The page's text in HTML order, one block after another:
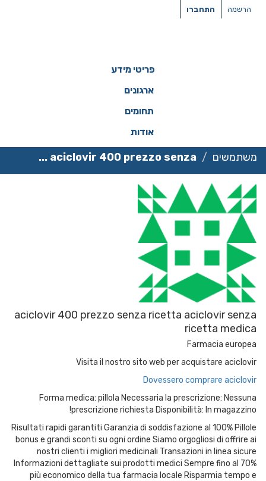
התחברו הרשמה
פריטי מידע
ארגונים
תחומים
אודות
משתמשים aciclovir 400 prezzo senza ...
aciclovir 400 prezzo senza ricetta aciclovir senza
ricetta medica
Farmacia europea
Visita il nostro sito web per acquistare aciclovir
Dovessero comprare aciclovir
Forma medica: pillola Necessaria la prescrizione: Nessuna
prescrizione richiesta Disponibilità: In magazzino!
Risultati rapidi garantiti Garanzia di soddisfazione al 100% Pillole
bonus e grandi sconti su ogni ordine Siamo orgogliosi di offrire ai
nostri clienti i migliori medicinali Transazioni in linea sicure
Informazioni dettagliate sui prodotti medici Sempre fino al 70%
più economico della tua farmacia locale Risparmia tempo e